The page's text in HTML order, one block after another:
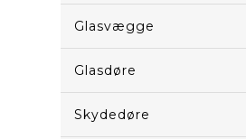
Glasvægge
Glasdøre
Skydedøre